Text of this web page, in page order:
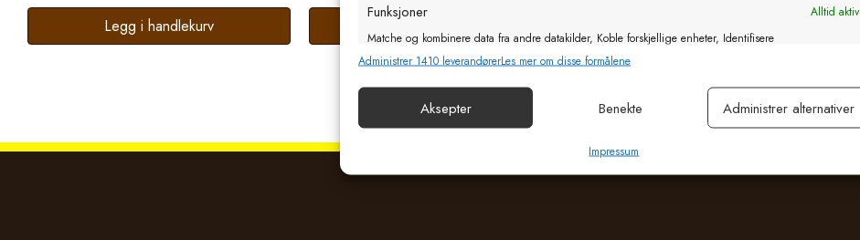
Funksjoner
Alltid aktiv
Matche og kombinere data fra andre datakilder, Koble forskjellige enheter, Identifisere
enheter basert på informasjon som overføres automatisk.
Sørge for sikkerhet, forhindre og oppdage svindel og rette feil, Levere
og vise annonser og innhold, Lagre og kommunisere personvernvalg.
Alltid aktiv
Administrer 1410 leverandørerLes mer om disse formålene
Aksepter Benekte Administrer alternativer
Impressum
Legg i handlekurv Legg i handlekurv